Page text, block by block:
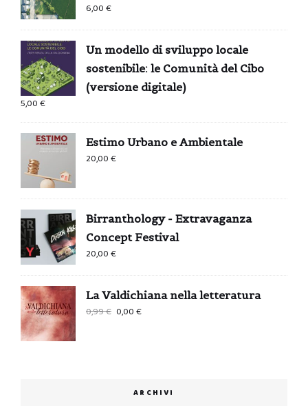
6,00€
Un modello di sviluppo locale
sostenibile: le Comunità del Cibo
(versione digitale)
5,00€
Estimo Urbano e Ambientale
20,00€
Birranthology - Extravaganza
Concept Festival
20,00€
La Valdichiana nella letteratura
0,99€ 0,00€
ARCHIVI